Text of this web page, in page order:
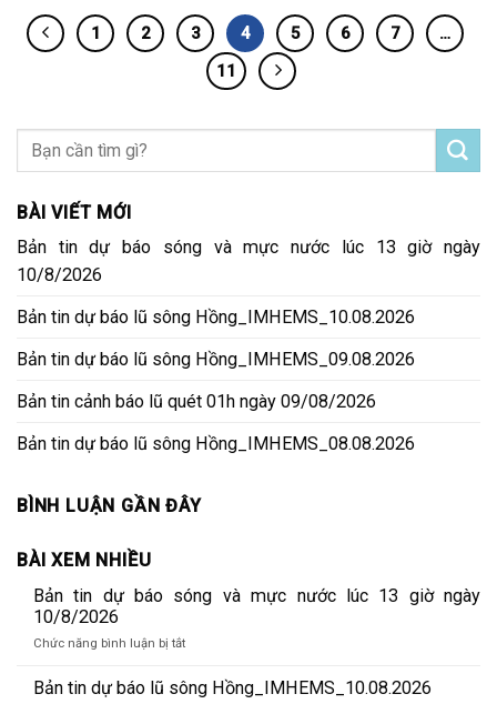
1 2 3 4 5 6 7
…
11
BÀI VIẾT MỚI
Bản tin dự báo sóng và mực nước lúc 13 giờ ngày
10/8/2026
Bản tin dự báo lũ sông Hồng_IMHEMS_10.08.2026
Bản tin dự báo lũ sông Hồng_IMHEMS_09.08.2026
Bản tin cảnh báo lũ quét 01h ngày 09/08/2026
Bản tin dự báo lũ sông Hồng_IMHEMS_08.08.2026
BÌNH LUẬN GẦN ĐÂY
BÀI XEM NHIỀU
Bản tin dự báo sóng và mực nước lúc 13 giờ ngày
10/8/2026
Chức năng bình luận bị tắtở
tin
Bản tin dự báo lũ sông Hồng_IMHEMS_10.08.2026